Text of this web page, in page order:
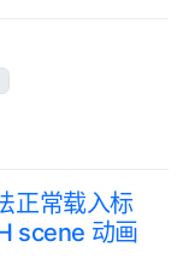
正常载入标
scene 动画